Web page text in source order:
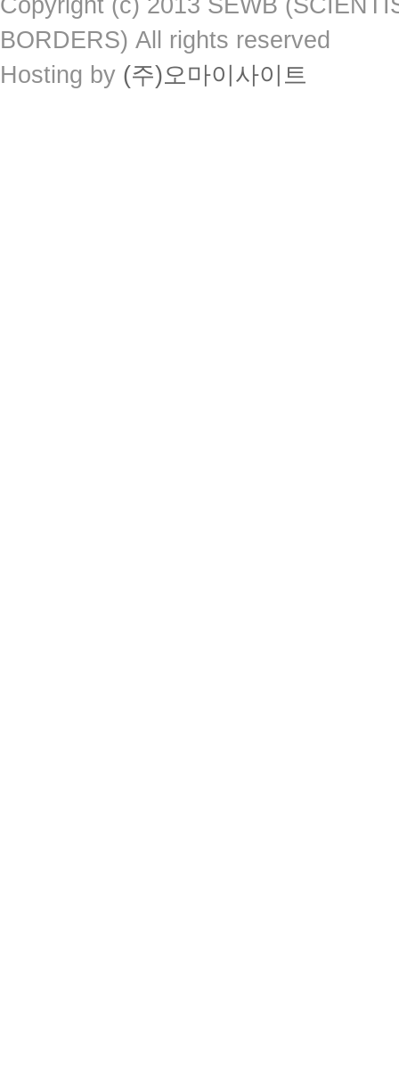
Copyright (c) 2013 SEWB
BORDERS) All rights reserved
Hosting by (주)오마이사이트